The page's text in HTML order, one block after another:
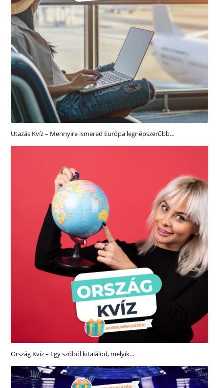
Utazás Kvíz – Mennyire ismered Európa legnépszerűbb…
Ország Kvíz – Egy szóból kitalálod, melyik…